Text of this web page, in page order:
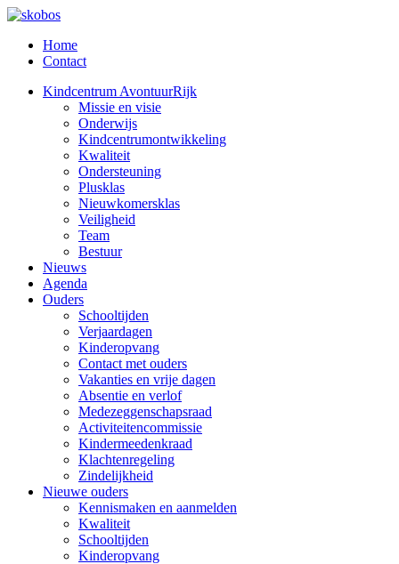
Home
Contact
Kindcentrum AvontuurRijk
Missie en visie
Onderwijs
Kindcentrumontwikkeling
Kwaliteit
Ondersteuning
Plusklas
Nieuwkomersklas
Veiligheid
Team
Bestuur
Nieuws
Agenda
Ouders
Schooltijden
Verjaardagen
Kinderopvang
Contact met ouders
Vakanties en vrije dagen
Absentie en verlof
Medezeggenschapsraad
Activiteitencommissie
Kindermeedenkraad
Klachtenregeling
Zindelijkheid
Nieuwe ouders
Kennismaken en aanmelden
Kwaliteit
Schooltijden
Kinderopvang